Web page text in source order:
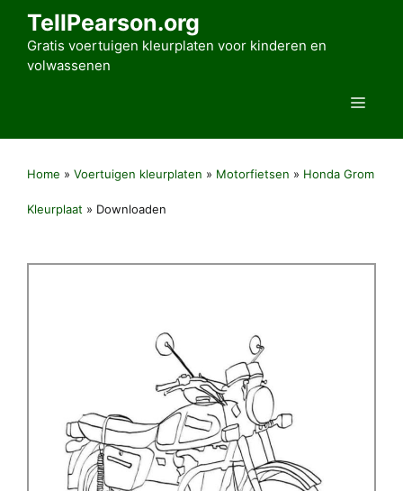
TellPearson.org
Gratis voertuigen kleurplaten voor kinderen en
volwassenen
Menu
Home » Voertuigen kleurplaten » Motorfietsen » Honda Grom
Kleurplaat » Downloaden